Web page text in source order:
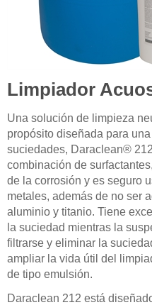
Limpiador
Una solución de limpieza
propósito diseñada para
suciedades, Daraclean®
combinación de
de la corrosión y es seguro
metales, además de no ser
aluminio y titanio. Tiene
la suciedad mientras la
filtrarse y eliminar la
ampliar la vida útil del
de tipo emulsión.
Daraclean 212 está